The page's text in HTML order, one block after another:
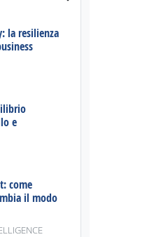
la resilienza
e
come
il modo